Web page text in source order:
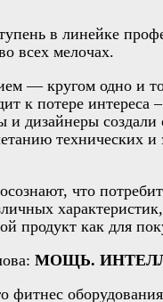
в линейке
всех мелочах.
— кругом одно и
к потере
дизайнеры создали
что
как для
МОЩЬ.
фитнес